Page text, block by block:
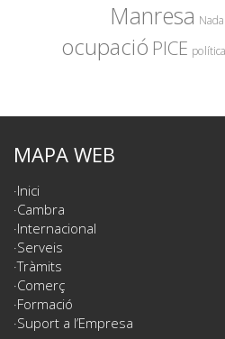
Manresa Nadal
ocupació PICE política
MAPA WEB
Inici
Cambra
Internacional
Serveis
Tràmits
Comerç
Formació
Suport a l’Empresa